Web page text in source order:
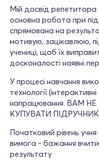
Мій досвід репетитора
основна робота при
спрямована на
мотивую, зацікавлюю,
учениці, щоб їх
досконалості наявні
У процесі навчання
технології
напрацювання. ВАМ
КУПУВАТИ
Початковий рівень
вимога - бажання
результату